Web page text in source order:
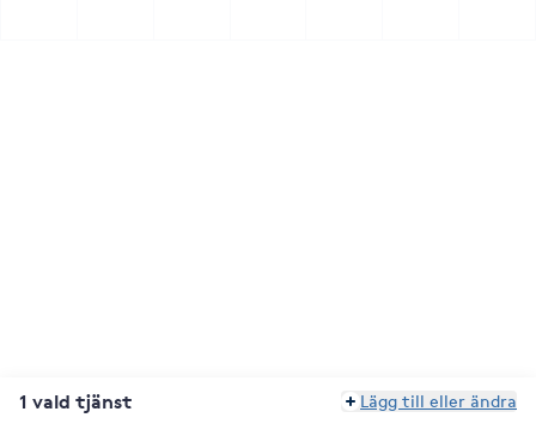
1 vald tjänst Lägg till eller ändra